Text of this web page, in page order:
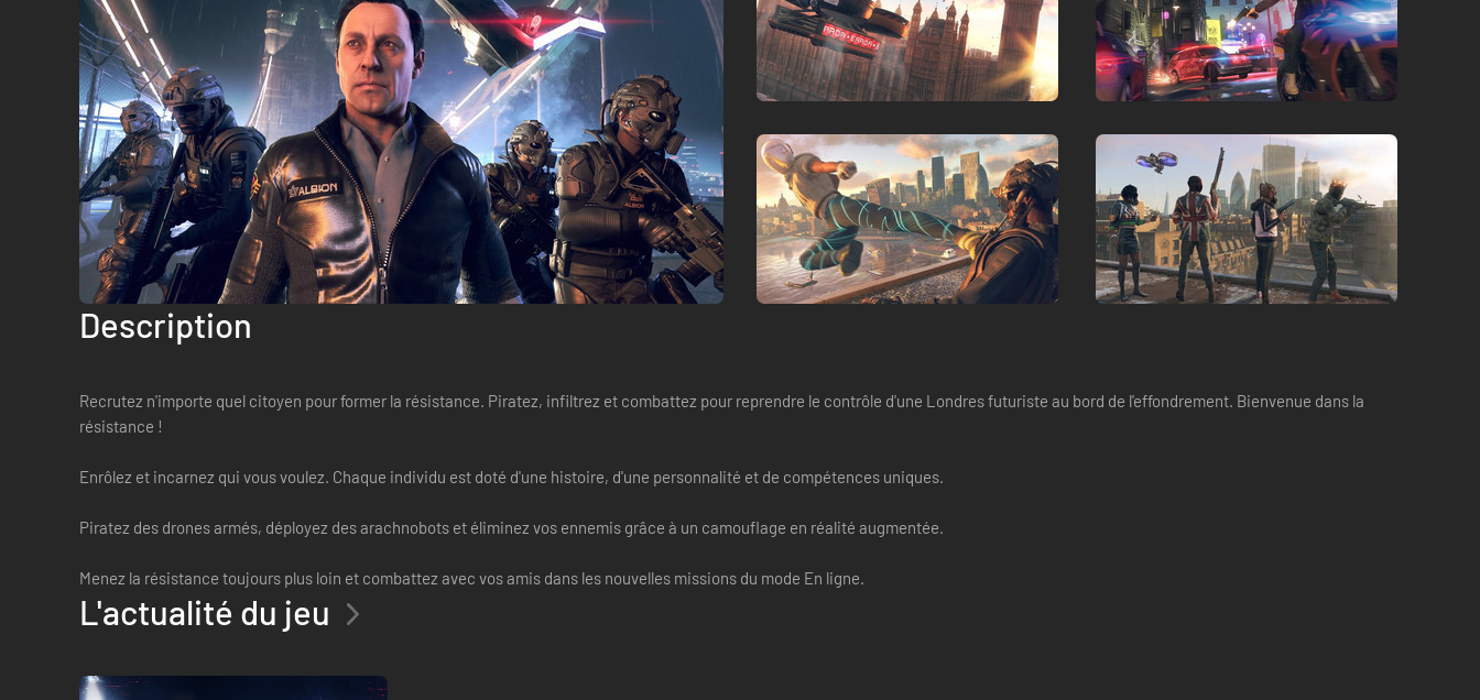
Description
Recrutez n'importe quel citoyen pour former la résistance. Piratez, infiltrez et combattez pour reprendre le contrôle d'une Londres futuriste au bord de l'effondrement. Bienvenue dans la
résistance !
Enrôlez et incarnez qui vous voulez. Chaque individu est doté d'une histoire, d'une personnalité et de compétences uniques.
Piratez des drones armés, déployez des arachnobots et éliminez vos ennemis grâce à un camouflage en réalité augmentée.
Menez la résistance toujours plus loin et combattez avec vos amis dans les nouvelles missions du mode En ligne.
L'actualité du jeu